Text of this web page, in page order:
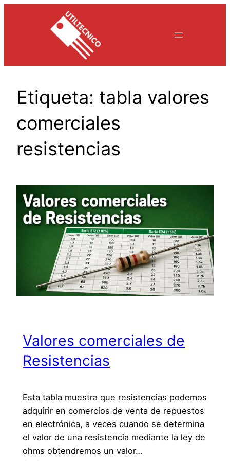
Etiqueta: tabla valores
comerciales
resistencias
Valores comerciales de
Resistencias
Esta tabla muestra que resistencias podemos
adquirir en comercios de venta de repuestos
en electrónica, a veces cuando se determina
el valor de una resistencia mediante la ley de
ohms obtendremos un valor…